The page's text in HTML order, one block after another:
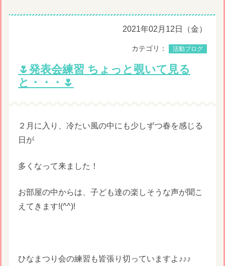
2021年02月12日（金）
カテゴリ： 活動ブログ
🌷発表会練習 ちょっと覗いて見る
と・・・🌷
２月に入り、冷たい風の中にも少しずつ春を感じる
日が
多くなって来ました！
お部屋の中からは、子ども達の楽しそうな声が聞こ
えてきます!(^^)!
ひなまつり会の練習も皆張り切っていますよ♪♪♪